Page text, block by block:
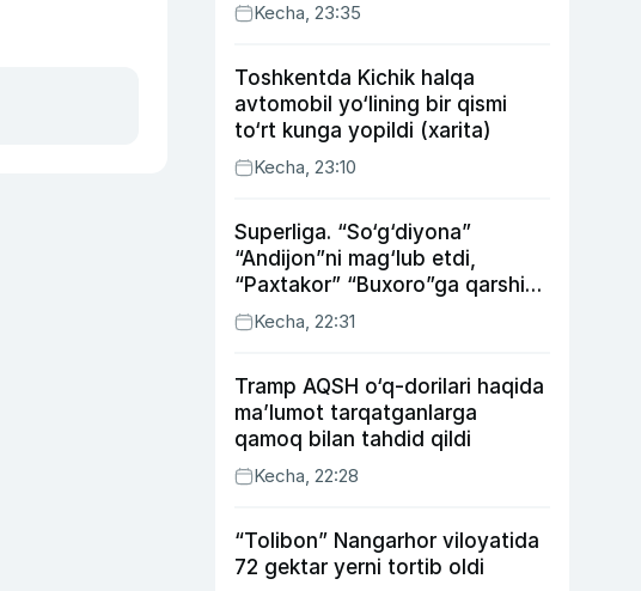
Kecha, 23:35
Toshkentda Kichik halqa
avtomobil yo‘lining bir qismi
to‘rt kunga yopildi (xarita)
Kecha, 23:10
Superliga. “So‘g‘diyona”
“Andijon”ni mag‘lub etdi,
“Paxtakor” “Buxoro”ga qarshi
bahsda g‘alabani qo‘ldan
chiqardi
Kecha, 22:31
Tramp AQSH o‘q-dorilari haqida
ma’lumot tarqatganlarga
qamoq bilan tahdid qildi
Kecha, 22:28
“Tolibon” Nangarhor viloyatida
72 gektar yerni tortib oldi